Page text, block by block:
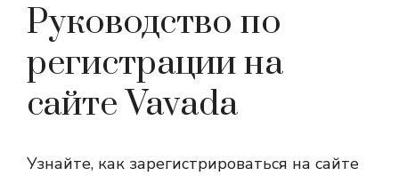
Руководство по
регистрации на
сайте Vavada
Узнайте, как зарегистрироваться на сайте